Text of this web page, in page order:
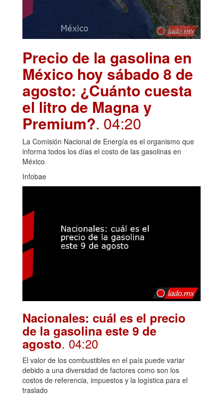
Precio de la gasolina en
México hoy sábado 8 de
agosto: ¿Cuánto cuesta
el litro de Magna y
Premium?. 04:20
La Comisión Nacional de Energía es el organismo que
informa todos los días el costo de las gasolinas en
México
Infobae
Nacionales: cuál es el precio
de la gasolina este 9 de
agosto. 04:20
El valor de los combustibles en el país puede variar
debido a una diversidad de factores como son los
costos de referencia, impuestos y la logística para el
traslado